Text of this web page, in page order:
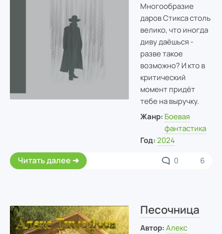
Многообразие
даров Стикса столь
велико, что иногда
диву даёшься -
разве такое
возможно? И кто в
критический
момент придёт
тебе на выручку.
Жанр: Боевая
фантастика
Год: 2024
Читать далее 0 6
Песочница
Автор: Алекс